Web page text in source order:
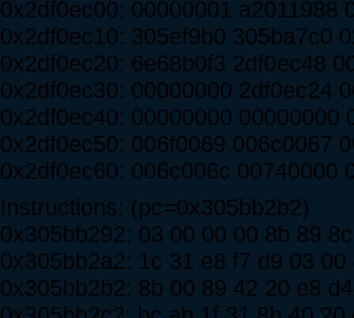
0x2df0ec00: 00000001 a2011988
0x2df0ec10: 305ef9b0 305ba7c0
0x2df0ec20: 6e68b0f3 2df0ec48
0x2df0ec30: 00000000 2df0ec24
0x2df0ec40: 00000000 00000000
0x2df0ec50: 006f0069 006c0067
0x2df0ec60: 006c006c 00740000
Instructions: (pc=0x305bb2b2)
0x305bb292: 03 00 00 00 8b 89
0x305bb2a2: 1c 31 e8 f7 d9 03
0x305bb2b2: 8b 00 89 42 20 e8